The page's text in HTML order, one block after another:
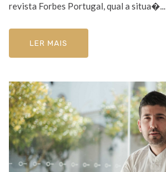
revista Forbes Portugal, qual a situa�...
LER MAIS